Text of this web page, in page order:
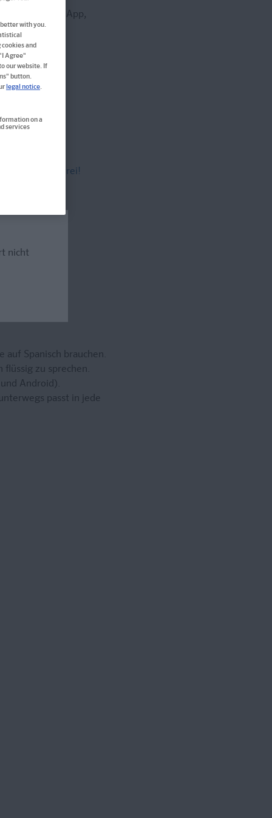
App,
versandkostenfrei!
auf Spanisch brauchen.
flüssig zu sprechen.
Android).
passt in jede
nicht
better with you.
and
Agree"
our website. If
button.
legal notice.
on a
services